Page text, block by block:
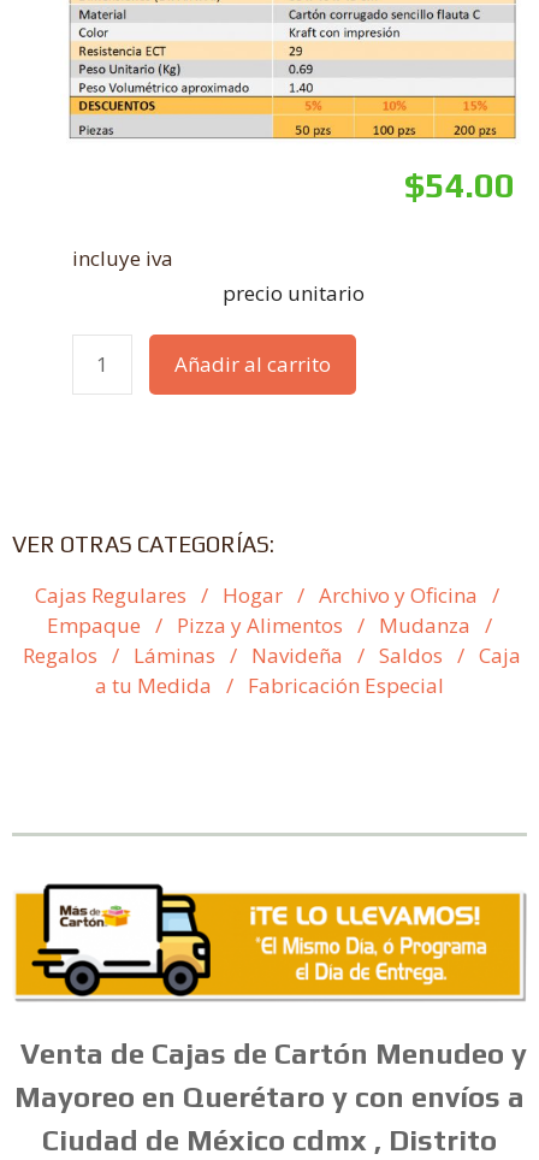
$54.00
incluye iva
precio unitario
Añadir al carrito
VER OTRAS CATEGORÍAS:
Cajas Regulares / Hogar / Archivo y Oficina /
Empaque / Pizza y Alimentos / Mudanza /
Regalos / Láminas / Navideña / Saldos / Caja
a tu Medida / Fabricación Especial
Venta de Cajas de Cartón Menudeo y
Mayoreo en Querétaro y con envíos a
Ciudad de México cdmx , Distrito